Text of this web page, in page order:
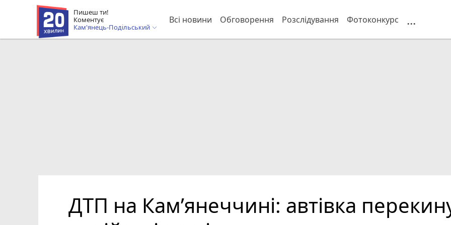
Пишеш ти!
Коментує
Кам'янець-Подільський
Всі новини Обговорення Розслідування Фотоконкурс ...
ДТП на Кам’янеччині: автівка